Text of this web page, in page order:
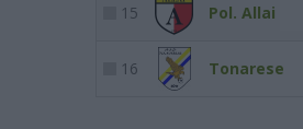
15 Pol. Allai
16 Tonarese